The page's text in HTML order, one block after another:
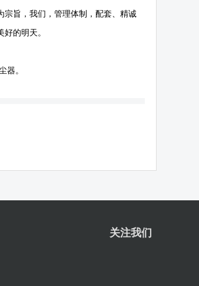
宗旨，我们，管理体制，配套、精诚
的明天。
器。
关注我们